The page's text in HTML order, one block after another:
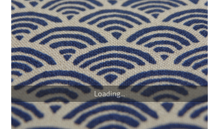
Wishlist
Paiement
Panier
Plan du site
Possibilité de retrait gratuit
Loading...